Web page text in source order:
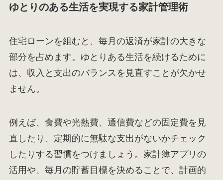
ゆとりのある生活を実現する家計管理術
住宅ローンを組むと、毎月の返済が家計の大きな
部分を占めます。ゆとりある生活を続けるために
は、収入と支出のバランスを見直すことが欠かせ
ません。
例えば、食費や光熱費、通信費などの固定費を見
直したり、定期的に無駄な支出がないかチェック
したりする習慣をつけましょう。家計簿アプリの
活用や、毎月の貯蓄目標を決めることで、計画的